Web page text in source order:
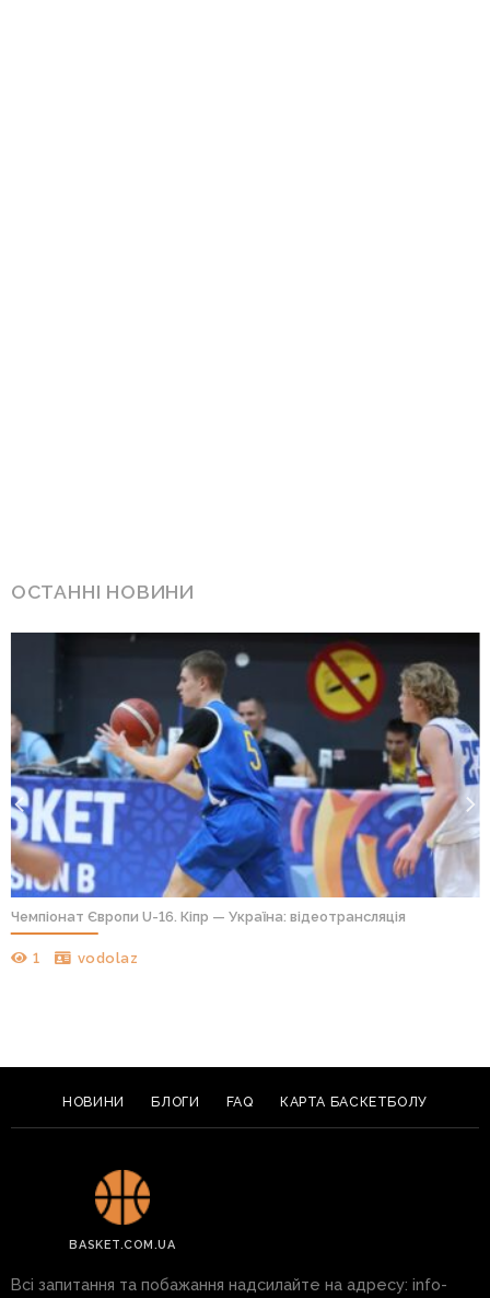
ОСТАННІ НОВИНИ
Чемпіонат Європи U-16. Кіпр — Україна: відеотрансляція
1 vodolaz
НОВИНИ БЛОГИ FAQ КАРТА БАСКЕТБОЛУ
BASKET.COM.UA
Всі запитання та побажання надсилайте на адресу: info-